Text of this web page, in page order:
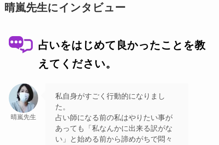
晴嵐先生にインタビュー
占いをはじめて良かったことを教
えてください。
晴嵐先生
私自身がすごく行動的になりまし
た。
占い師になる前の私はやりたい事が
あっても「私なんかに出来る訳がな
い」と始める前から諦めがちで悶々